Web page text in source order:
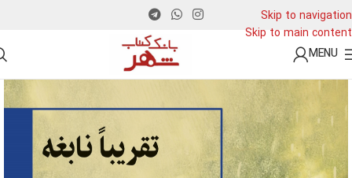
Skip to navigation
Skip to main content
MENU